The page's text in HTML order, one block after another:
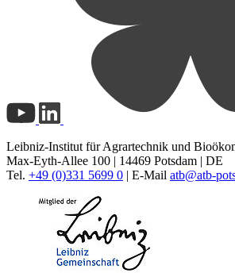
Leibniz-Institut für Agrartechnik und
Max-Eyth-Allee 100 | 14469 Potsdam | DE
Tel. +49 (0)331 5699 0 | E-Mail atb@atb-